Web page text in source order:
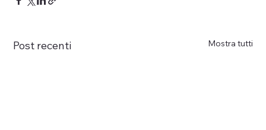
Post recenti Mostra tutti